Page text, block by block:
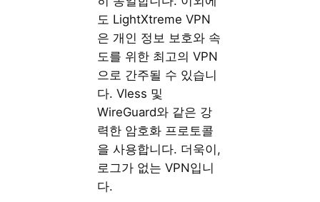
도 LightXtreme VPN
은 개인 정보 보호와 속
도를 위한 최고의 VPN
으로 간주될 수 있습니
다. Vless 및
WireGuard와 같은 강
력한 암호화 프로토콜
을 사용합니다. 더욱이,
로그가 없는 VPN입니
다.